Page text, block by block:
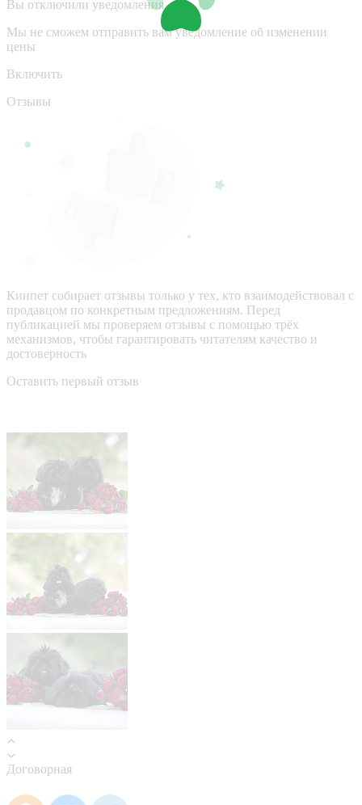
Вы отключили уведомления
Мы не сможем отправить вам уведомление об изменении
цены
Включить
Отзывы
Кинпет собирает отзывы только у тех, кто взаимодействовал с
продавцом по конкретным предложениям. Перед
публикацией мы проверяем отзывы с помощью трёх
механизмов, чтобы гарантировать читателям качество и
достоверность
Оставить первый отзыв
Договорная